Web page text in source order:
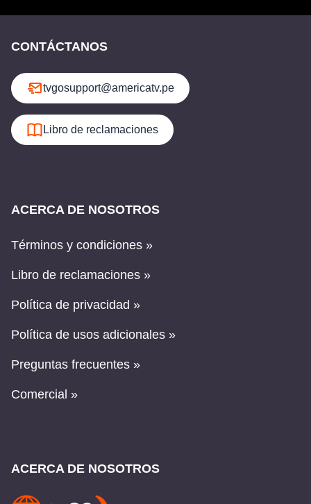
CONTÁCTANOS
tvgosupport@americatv.pe
Libro de reclamaciones
ACERCA DE NOSOTROS
Términos y condiciones »
Libro de reclamaciones »
Política de privacidad »
Política de usos adicionales »
Preguntas frecuentes »
Comercial »
ACERCA DE NOSOTROS